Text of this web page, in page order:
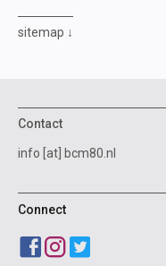
sitemap
Contact
info [at] bcm80.nl
Connect